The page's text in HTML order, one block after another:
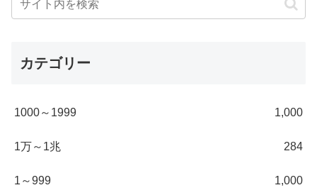
カテゴリー
1000～1999 1,000
1万～1兆 284
1～999 1,000